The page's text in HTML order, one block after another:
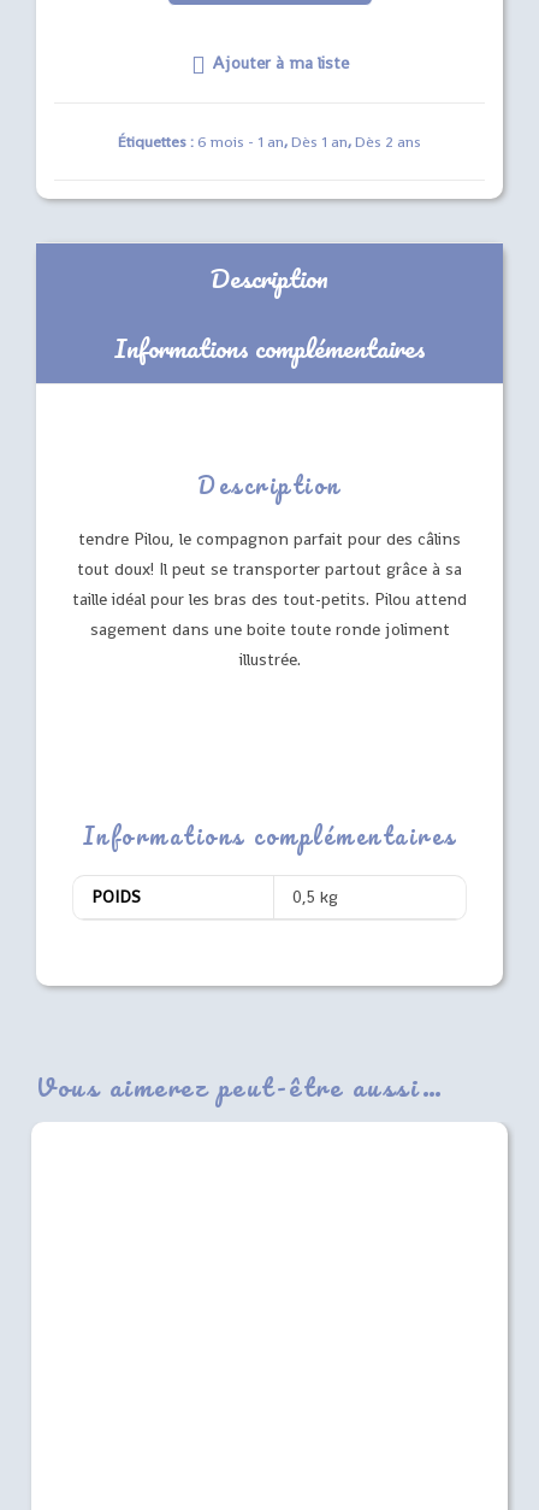
Pilou
(en
Ajouter à ma liste
Étiquettes : 6 mois - 1 an,Dès 1 an,Dès 2 ans
Description
Informations complémentaires
Description
tendre Pilou, le compagnon parfait pour des câlins
tout doux! Il peut se transporter partout grâce à sa
taille idéal pour les bras des tout-petits. Pilou attend
sagement dans une boite toute ronde joliment
illustrée.
Informations complémentaires
POIDS 0,5 kg
Vous aimerez peut-être aussi…